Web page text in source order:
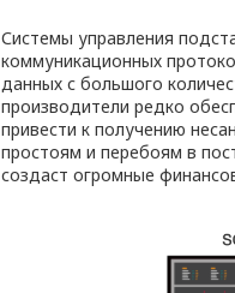
Системы управления
коммуникационных
данных с большого
производители редко
привести к получению
простоям и перебоям в
создаст огромные